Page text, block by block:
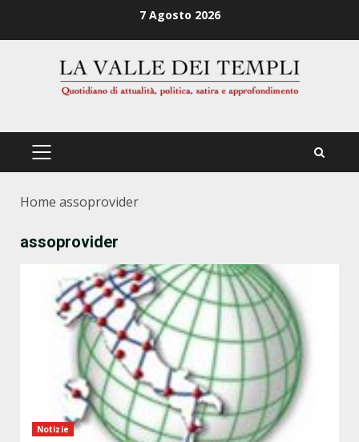
7 Agosto 2026
PRIMÄRES
Home assoprovider
assoprovider
Notizie